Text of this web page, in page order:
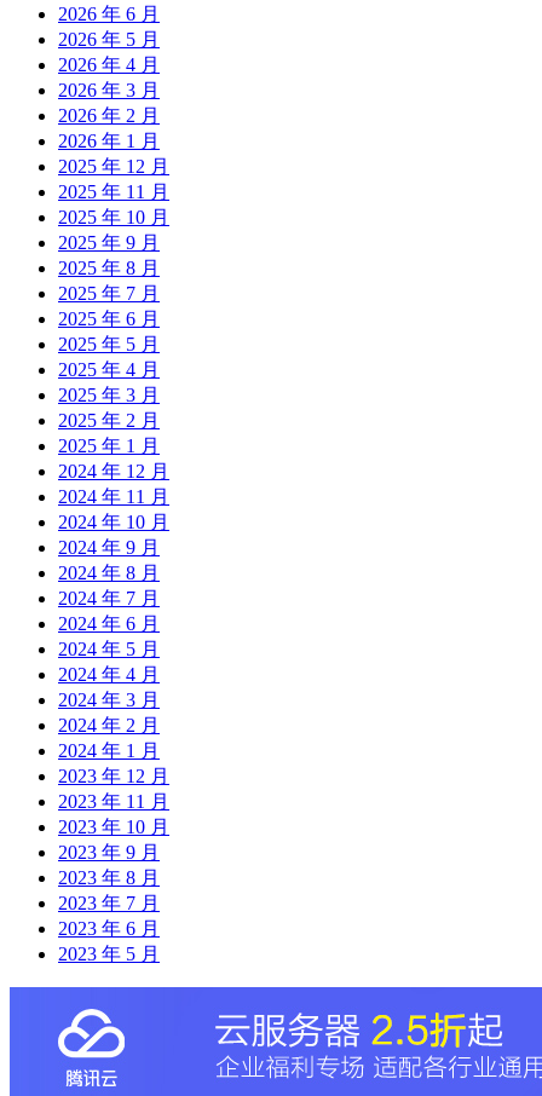
2026 年 6 月
2026 年 5 月
2026 年 4 月
2026 年 3 月
2026 年 2 月
2026 年 1 月
2025 年 12 月
2025 年 11 月
2025 年 10 月
2025 年 9 月
2025 年 8 月
2025 年 7 月
2025 年 6 月
2025 年 5 月
2025 年 4 月
2025 年 3 月
2025 年 2 月
2025 年 1 月
2024 年 12 月
2024 年 11 月
2024 年 10 月
2024 年 9 月
2024 年 8 月
2024 年 7 月
2024 年 6 月
2024 年 5 月
2024 年 4 月
2024 年 3 月
2024 年 2 月
2024 年 1 月
2023 年 12 月
2023 年 11 月
2023 年 10 月
2023 年 9 月
2023 年 8 月
2023 年 7 月
2023 年 6 月
2023 年 5 月